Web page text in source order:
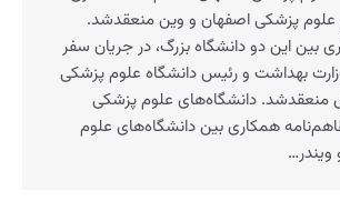
علوم پزشکی اصفهان و وین منعقد‌شد.
بین این دو دانشگاه بزرگ، در جریان سفر
بهداشت و رئیس دانشگاه علوم پزشکی
منعقد‌شد. دانشگاه‌های علوم پزشکی
همکاری بین دانشگاه‌های علوم